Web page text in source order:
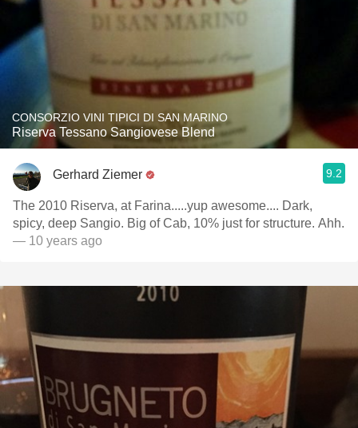
CONSORZIO VINI TIPICI DI SAN MARINO
Riserva Tessano Sangiovese Blend
Gerhard Ziemer 9.2
The 2010 Riserva, at Farina.....yup awesome.... Dark,
spicy, deep Sangio. Big of Cab, 10% just for structure. Ahh.
— 10 years ago